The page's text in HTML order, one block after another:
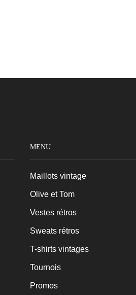
MENU
Maillots vintage
Olive et Tom
Vestes rétros
Sweats rétros
T-shirts vintages
Tournois
Promos